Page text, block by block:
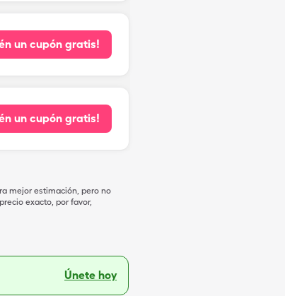
un cupón gratis!
un cupón gratis!
mejor estimación, pero no
exacto, por favor,
Únete hoy